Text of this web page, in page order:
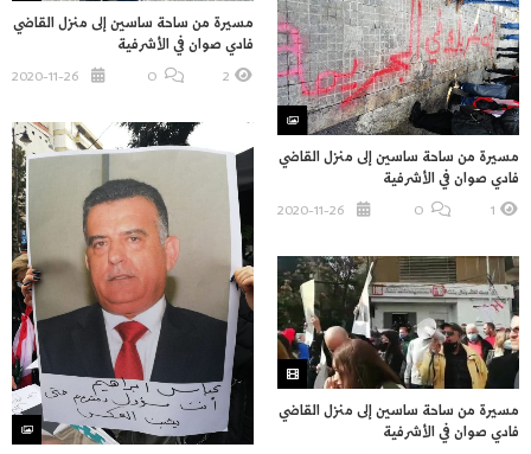
مسيرة من ساحة ساسين إلى منزل القاضي
فادي صوان في الأشرفية
2
O
مسيرة من ساحة ساسين إلى منزل القاضي
فادي صوان في الأشرفية
1
O
مسيرة من ساحة ساسين إلى منزل القاضي
فادي صوان في الأشرفية